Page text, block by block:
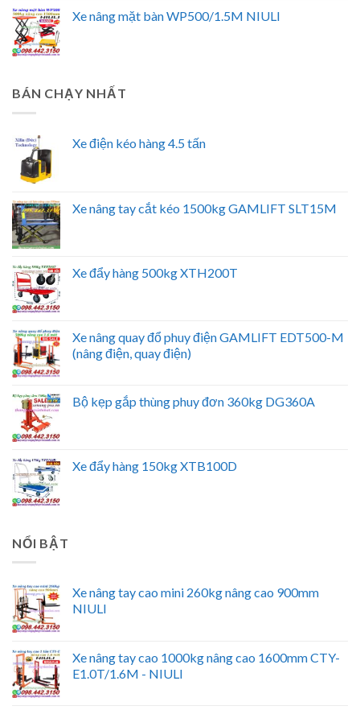
Xe nâng mặt bàn WP500/1.5M NIULI
BÁN CHẠY NHẤT
Xe điện kéo hàng 4.5 tấn
Xe nâng tay cắt kéo 1500kg GAMLIFT SLT15M
Xe đẩy hàng 500kg XTH200T
Xe nâng quay đổ phuy điện GAMLIFT EDT500-M
(nâng điện, quay điện)
Bộ kẹp gắp thùng phuy đơn 360kg DG360A
Xe đẩy hàng 150kg XTB100D
NỔI BẬT
Xe nâng tay cao mini 260kg nâng cao 900mm
NIULI
Xe nâng tay cao 1000kg nâng cao 1600mm CTY-
E1.0T/1.6M - NIULI